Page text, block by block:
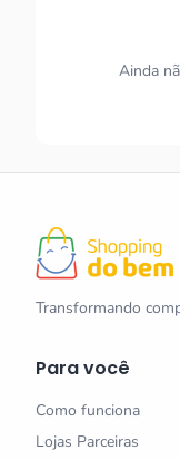
Ainda
Transformando
Para você
Como funciona
Lojas Parceiras